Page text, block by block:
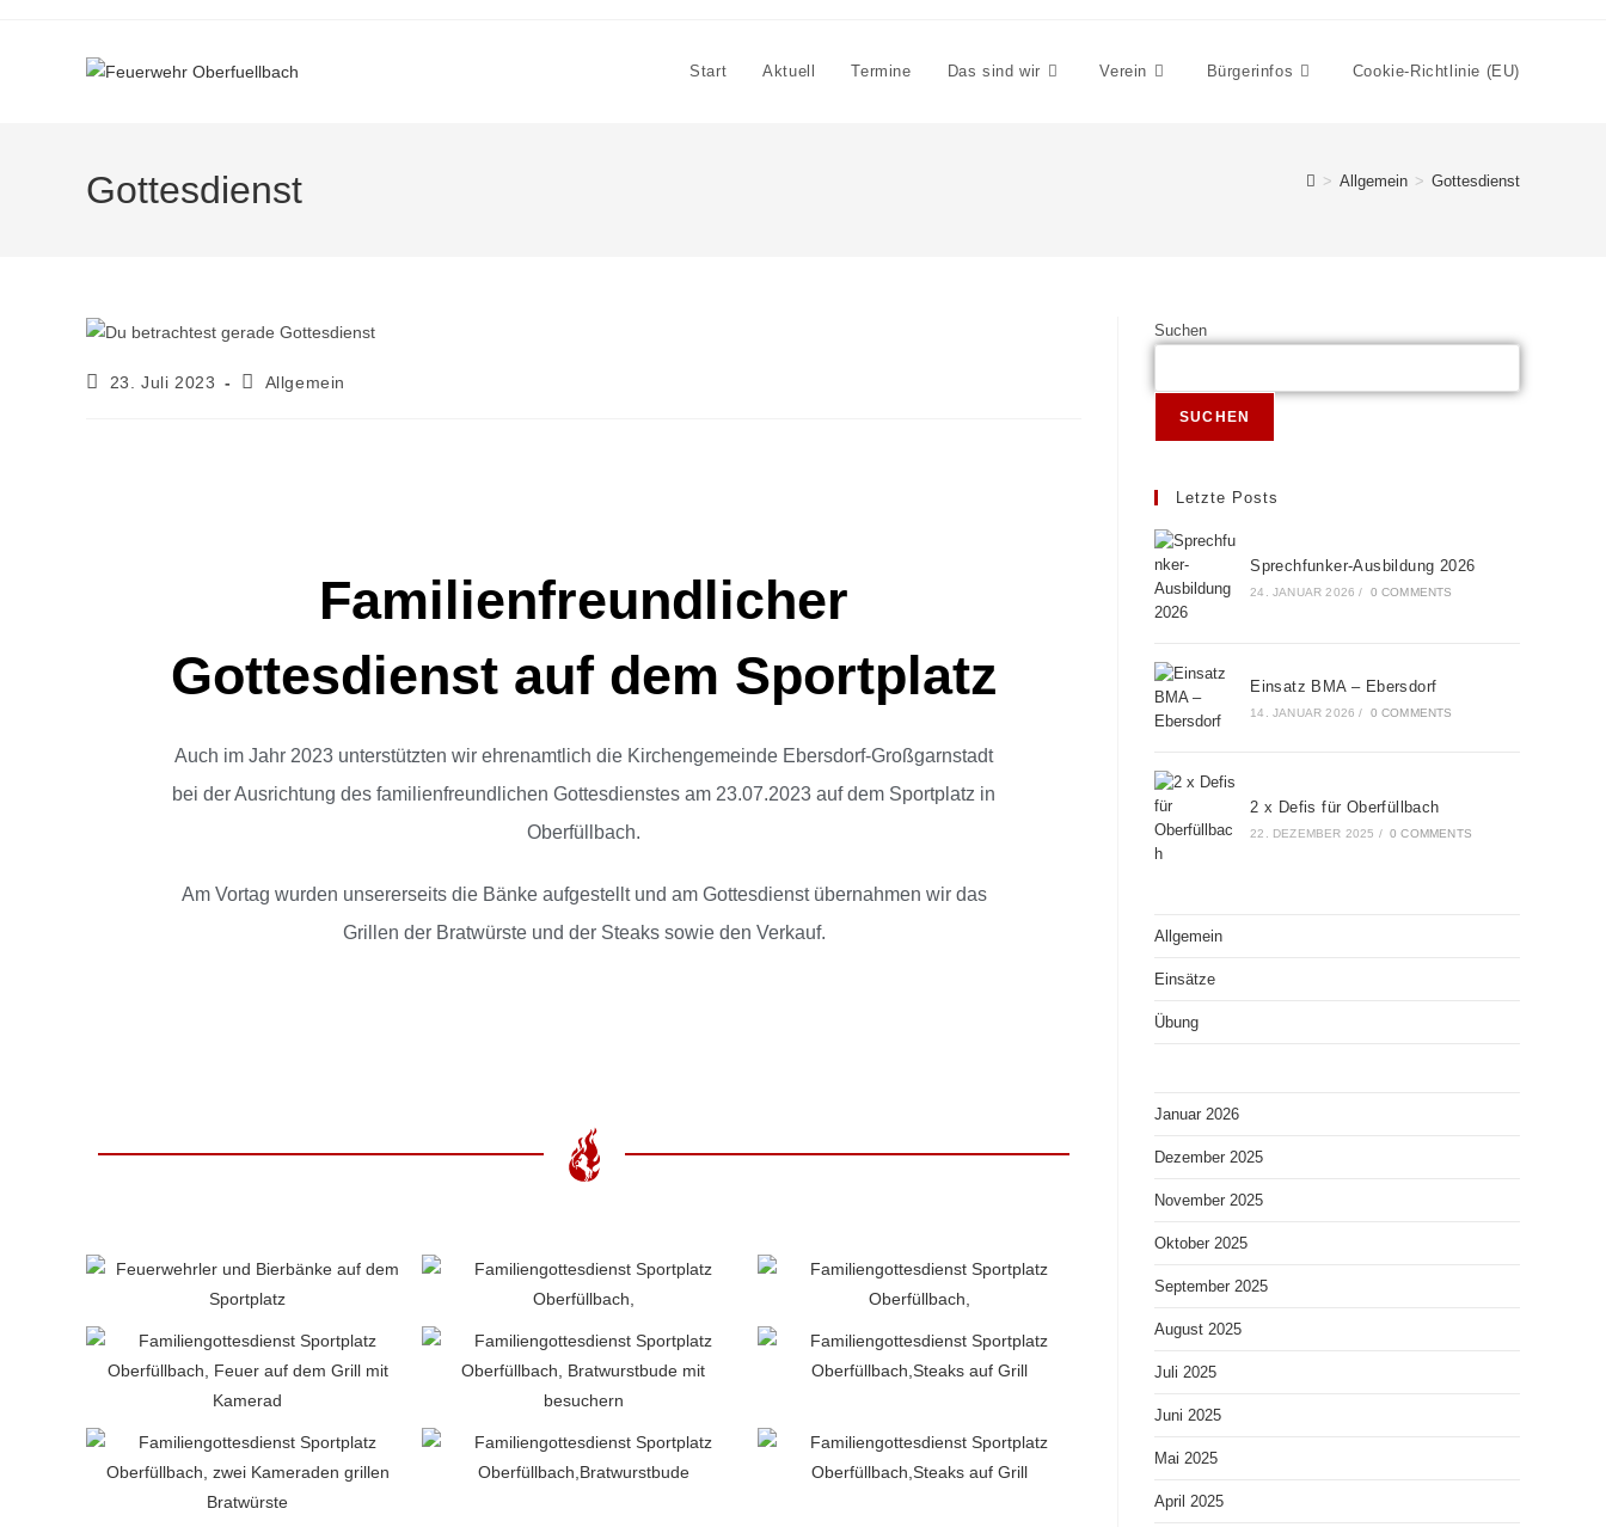
Start Aktuell Termine Das sind wir Verein Bürgerinfos Cookie-Richtlinie (EU)
Gottesdienst > Allgemein > Gottesdienst
23. Juli 2023 Allgemein
Familienfreundlicher
Gottesdienst auf dem Sportplatz
Auch im Jahr 2023 unterstützten wir ehrenamtlich die Kirchengemeinde Ebersdorf-Großgarnstadt
bei der Ausrichtung des familienfreundlichen Gottesdienstes am 23.07.2023 auf dem Sportplatz in
Oberfüllbach.
Am Vortag wurden unsererseits die Bänke aufgestellt und am Gottesdienst übernahmen wir das
Grillen der Bratwürste und der Steaks sowie den Verkauf.
Suchen
SUCHEN
Letzte Posts
Sprechfunker-Ausbildung 2026
24. JANUAR 2026 / 0 COMMENTS
Einsatz BMA – Ebersdorf
14. JANUAR 2026 / 0 COMMENTS
2 x Defis für Oberfüllbach
22. DEZEMBER 2025 / 0 COMMENTS
Allgemein
Einsätze
Übung
Januar 2026
Dezember 2025
November 2025
Oktober 2025
September 2025
August 2025
Juli 2025
Juni 2025
Mai 2025
April 2025